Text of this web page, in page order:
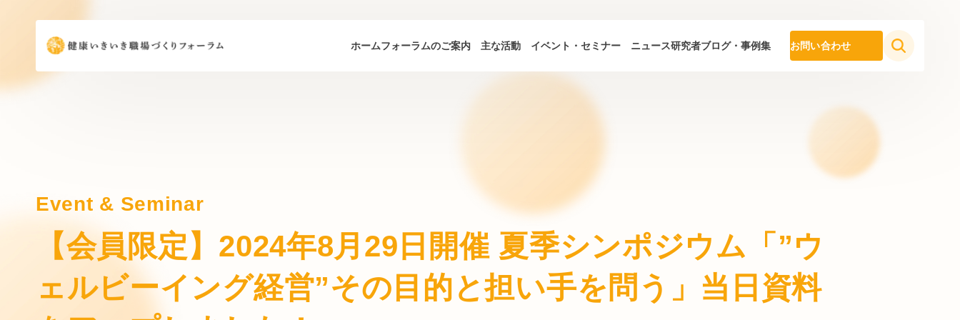
ホームフォーラムのご案内 主な活動 イベント・セミナー ニュース研究者ブログ・事例集 お問い合わせ
Event & Seminar
【会員限定】2024年8月29日開催 夏季シンポジウム「”ウ
ェルビーイング経営”その目的と担い手を問う」当日資料